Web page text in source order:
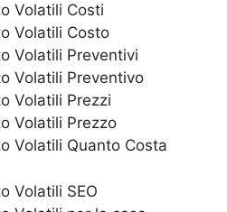
Volatili Costi
Volatili Costo
Volatili Preventivi
Volatili Preventivo
Volatili Prezzi
Volatili Prezzo
Volatili Quanto Costa
Volatili SEO